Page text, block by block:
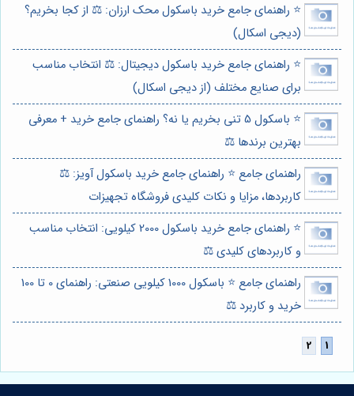
⭐️ راهنمای جامع خرید باسکول محک ارزان: ⚖️ از کجا بخریم؟
(دیجی اسکال)
⭐️ راهنمای جامع خرید باسکول دیجیتال: ⚖️ انتخاب مناسب
برای صنایع مختلف (از دیجی اسکال)
⭐️ باسکول 5 تنی بخریم یا نه؟ راهنمای جامع خرید + معرفی
بهترین برندها ⚖️
راهنمای جامع ⭐️ راهنمای جامع خرید باسکول آویز: ⚖️
کاربردها، مزایا و نکات کلیدی فروشگاه تجهیزات
⭐️ راهنمای جامع خرید باسکول 2000 کیلویی: انتخاب مناسب
و کاربردهای کلیدی ⚖️
راهنمای جامع ⭐️ باسکول 1000 کیلویی صنعتی: راهنمای 0 تا 100
خرید و کاربرد ⚖️